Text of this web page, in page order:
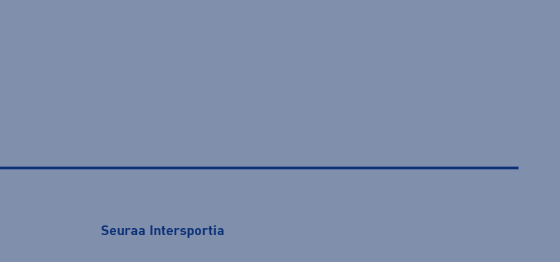
Seuraa Intersportia